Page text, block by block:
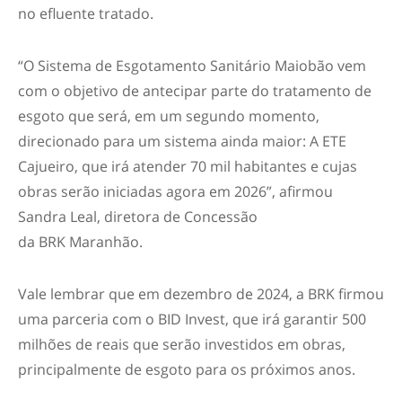
no efluente tratado.
“O Sistema de Esgotamento Sanitário Maiobão vem
com o objetivo de antecipar parte do tratamento de
esgoto que será, em um segundo momento,
direcionado para um sistema ainda maior: A ETE
Cajueiro, que irá atender 70 mil habitantes e cujas
obras serão iniciadas agora em 2026”, afirmou
Sandra Leal, diretora de Concessão
da BRK Maranhão.
Vale lembrar que em dezembro de 2024, a BRK firmou
uma parceria com o BID Invest, que irá garantir 500
milhões de reais que serão investidos em obras,
principalmente de esgoto para os próximos anos.